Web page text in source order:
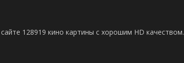
128919 кино картины с хорошим HD качеством.